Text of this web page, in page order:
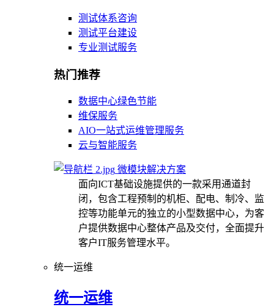
测试体系咨询
测试平台建设
专业测试服务
热门推荐
数据中心绿色节能
维保服务
AIO一站式运维管理服务
云与智能服务
微模块解决方案
面向ICT基础设施提供的一款采用通道封
闭，包含工程预制的机柜、配电、制冷、监
控等功能单元的独立的小型数据中心，为客
户提供数据中心整体产品及交付，全面提升
客户IT服务管理水平。
统一运维
统一运维